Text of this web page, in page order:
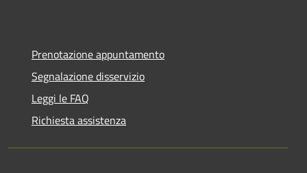
Prenotazione appuntamento
Segnalazione disservizio
Leggi le FAQ
Richiesta assistenza